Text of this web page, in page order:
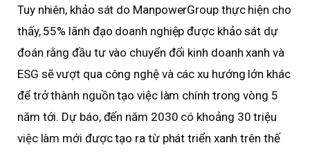
Tuy nhiên, khảo sát do ManpowerGroup thực hiện cho
thấy, 55% lãnh đạo doanh nghiệp được khảo sát dự
đoán rằng đầu tư vào chuyển đổi kinh doanh xanh và
ESG sẽ vượt qua công nghệ và các xu hướng lớn khác
để trở thành nguồn tạo việc làm chính trong vòng 5
năm tới. Dự báo, đến năm 2030 có khoảng 30 triệu
việc làm mới được tạo ra từ phát triển xanh trên thế